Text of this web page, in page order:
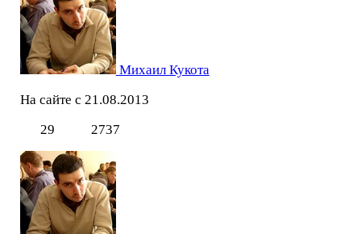
Михаил Кукота
На сайте с 21.08.2013
29
2737